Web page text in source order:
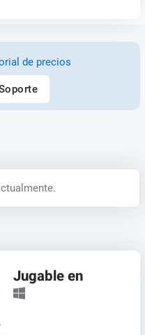
de precios
Jugable en